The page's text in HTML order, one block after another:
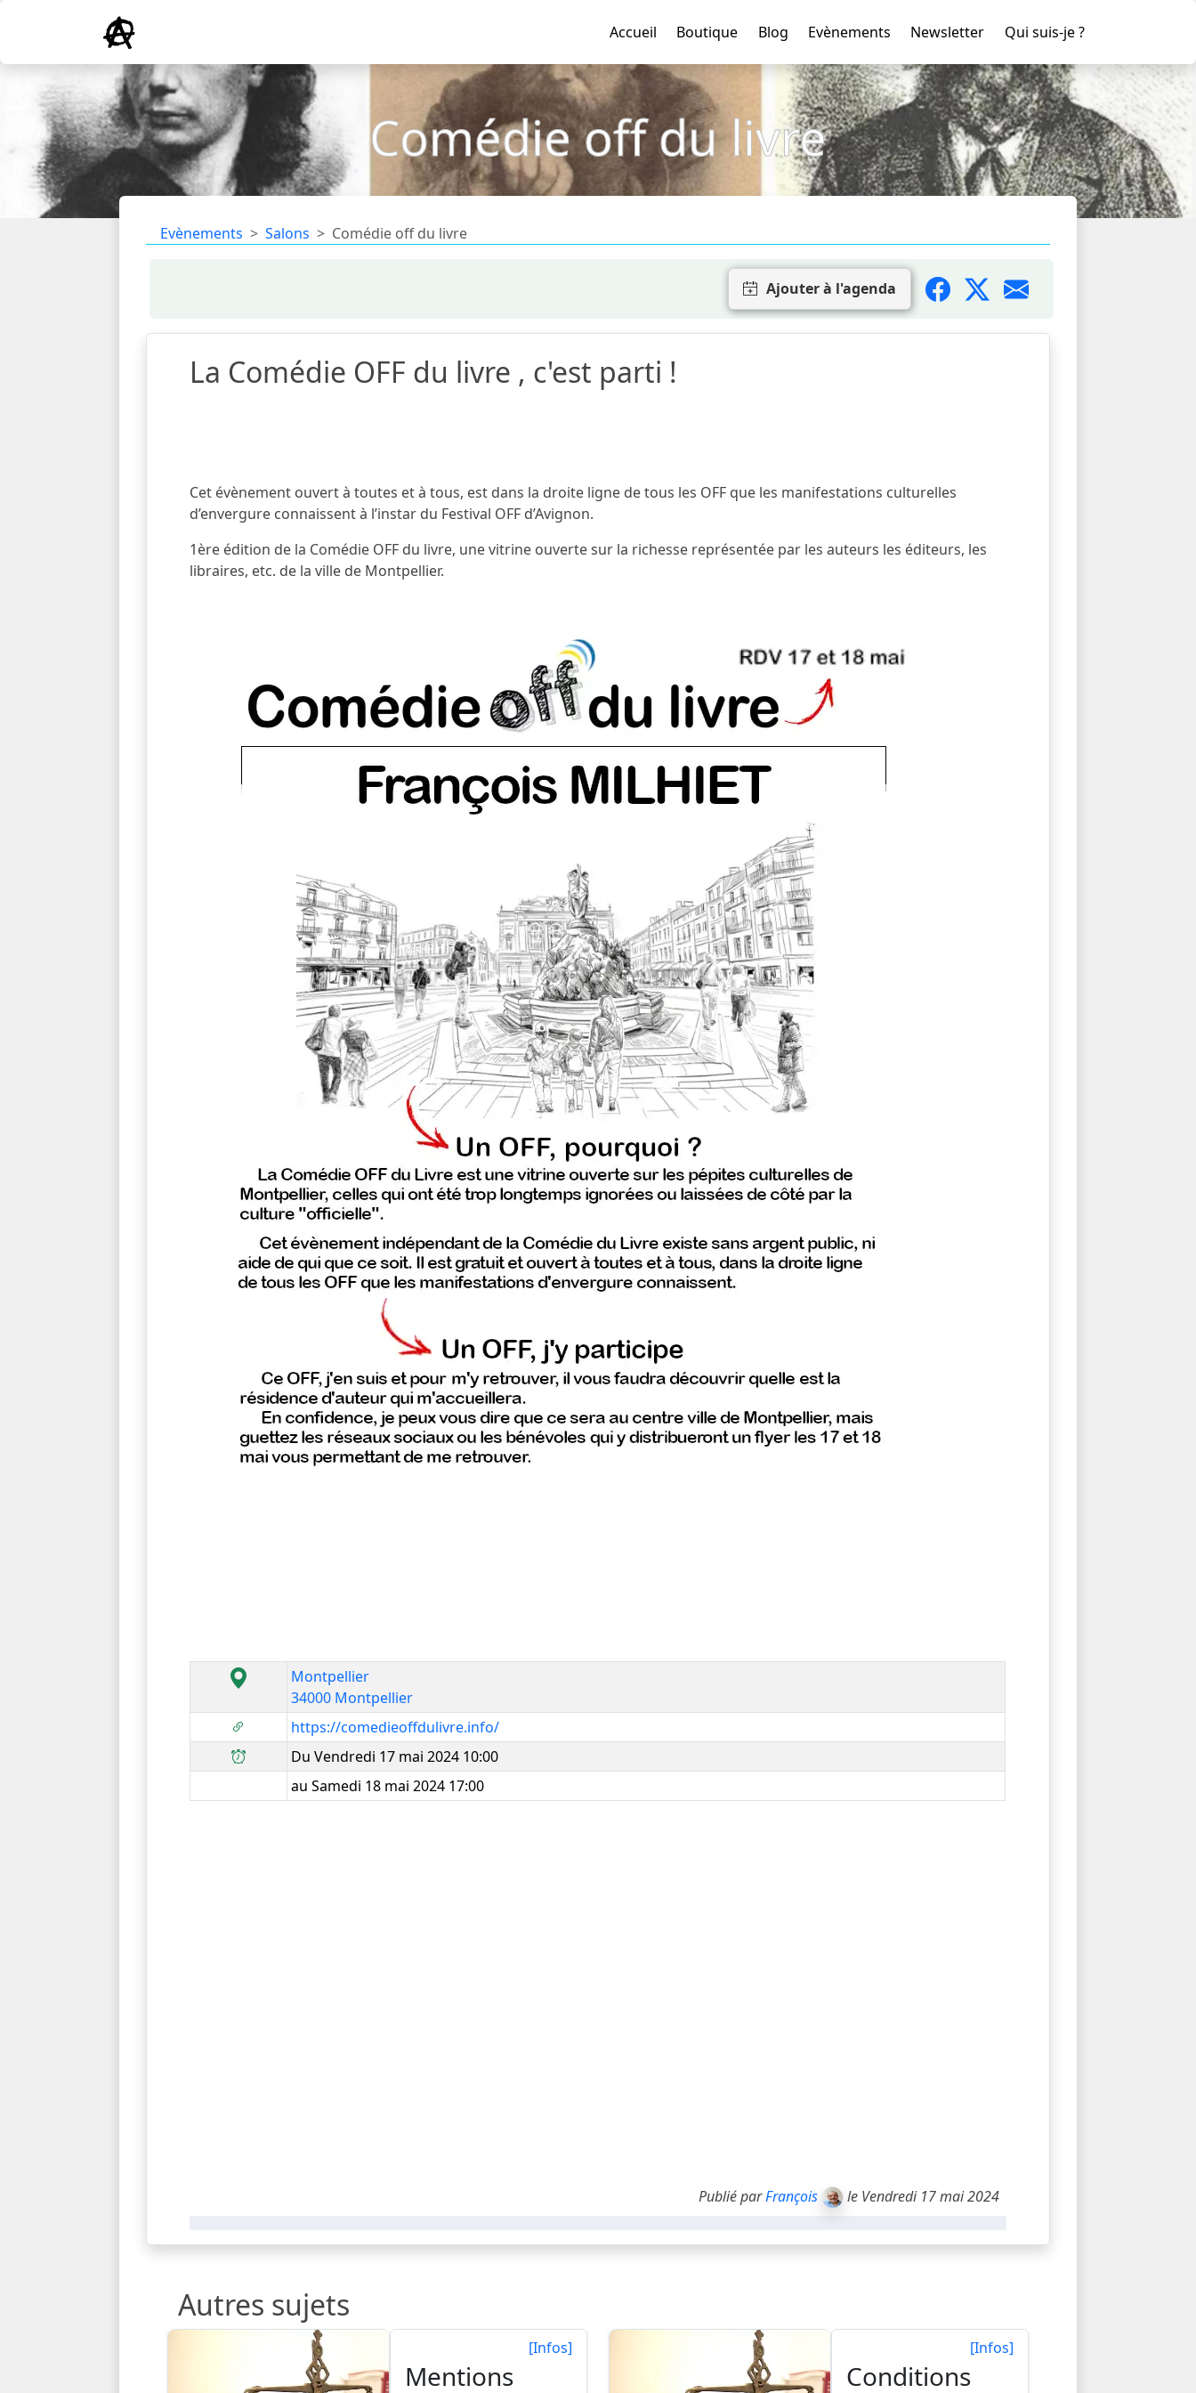
Accueil Boutique Blog Evènements Newsletter Qui suis-je ?
Comédie off du livre
Evènements Salons Comédie off du livre
Ajouter à l'agenda
La Comédie OFF du livre , c'est parti !
Cet évènement ouvert à toutes et à tous, est dans la droite ligne de tous les OFF que les manifestations culturelles
d’envergure connaissent à l’instar du Festival OFF d’Avignon.
1ère édition de la Comédie OFF du livre, une vitrine ouverte sur la richesse représentée par les auteurs les éditeurs, les
libraires, etc. de la ville de Montpellier.
Montpellier
34000 Montpellier
https://comedieoffdulivre.info/
Du Vendredi 17 mai 2024 10:00
au Samedi 18 mai 2024 17:00
Publié parFrançois le Vendredi 17 mai 2024
Autres sujets
[Infos]
Mentions
[Infos]
Conditions